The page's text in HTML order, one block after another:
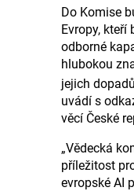
Do Komise
Evropy, kteří
odborné
hlubokou
jejich
uvádí s
věcí České
„Vědecká
příležitost
evropské AI